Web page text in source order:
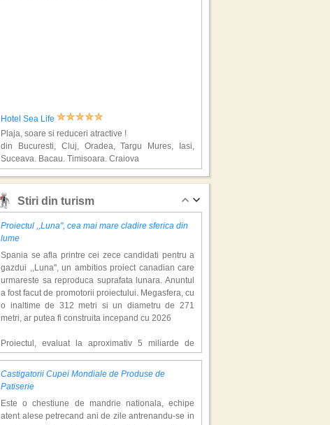
Hotel Sea Life
Plaja, soare si reduceri atractive !
din Bucuresti, Cluj, Oradea, Targu Mures, Iasi,
Suceava, Bacau, Timisoara, Craiova
Antalya, super vacante
Hotel Crystal Tat Beach
din Bucuresti, Cluj, Oradea, Targu Mures, Iasi,
Suceava, Bacau, Timisoara, Craiova
Antalya, super vacante
Stiri din turism
Proiectul ,,Luna'', cea mai mare cladire sferica din
lume
Spania se afla printre cei zece candidati pentru a
gazdui ,,Luna'', un ambitios proiect canadian care
urmareste sa reproduca suprafata lunara. Anuntul
a fost facut de promotorii proiectului. Megasfera, cu
o inaltime de 312 metri si un diametru de 271
metri, ar putea fi construita incepand cu 2026
Proiectul, evaluat la aproximativ 5 miliarde de
dolari, include un complex de 200 de hectare, cu
hoteluri, facilitati de recreere si zone rezidentiale.
Conceptul depaseste ideea unui simplu hotel
milioane de turisti anual. �Luna� ar putea deveni
o atractie de top, 2,5 milioane de vizitatori fiind
Castigatorii Cupei Mondiale de Produse de
Patiserie
Este o chestiune de mandrie nationala, echipe
atent alese petrecand ani de zile antrenandu-se in